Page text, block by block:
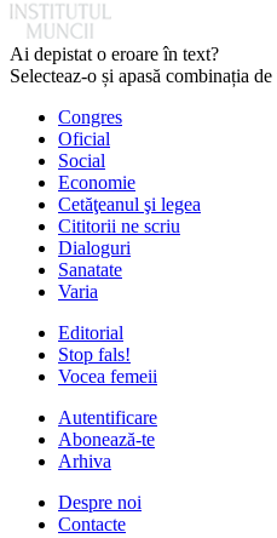
Ai depistat o eroare în text?
Selecteaz-o și apasă combinația
Congres
Oficial
Social
Economie
Cetăţeanul şi legea
Cititorii ne scriu
Dialoguri
Sanatate
Varia
Editorial
Stop fals!
Vocea femeii
Autentificare
Abonează-te
Arhiva
Despre noi
Contacte